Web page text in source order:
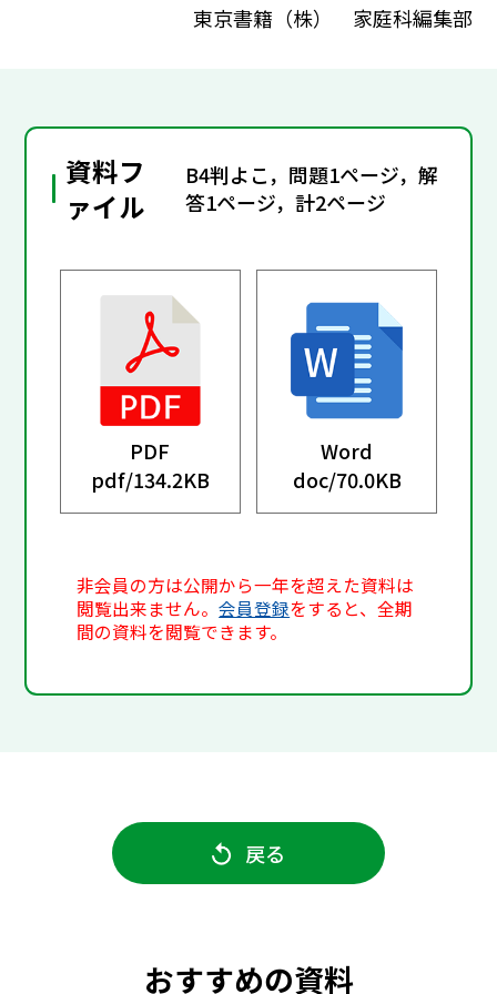
東京書籍（株） 家庭科編集部
資料フ
ァイル
B4判よこ，問題1ページ，解
答1ページ，計2ページ
PDF
pdf/134.2KB
Word
doc/70.0KB
非会員の方は公開から一年を超えた資料は
閲覧出来ません。会員登録をすると、全期
間の資料を閲覧できます。
戻る
おすすめの資料